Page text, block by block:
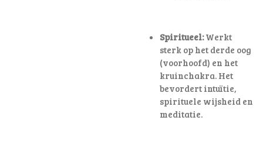
Spiritueel:Werkt
sterk op het derde oog
(voorhoofd) en het
kruinchakra. Het
bevordert intuïtie,
spirituele wijsheid en
meditatie.